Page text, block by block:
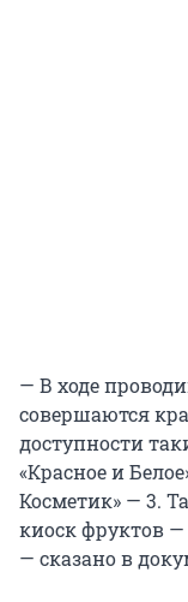
— В ходе
совершаются
доступности
«Красное и
Косметик» — 3.
киоск фруктов
— сказано в